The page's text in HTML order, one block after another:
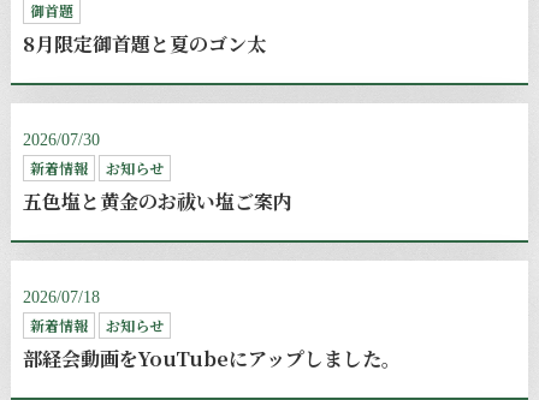
御首題
8月限定御首題と夏のゴン太
2026/07/30
新着情報 お知らせ
五色塩と黄金のお祓い塩ご案内
2026/07/18
新着情報 お知らせ
部経会動画をYouTubeにアップしました。